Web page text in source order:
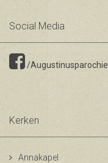
Social Media
/Augustinusparochie
Kerken
Annakapel